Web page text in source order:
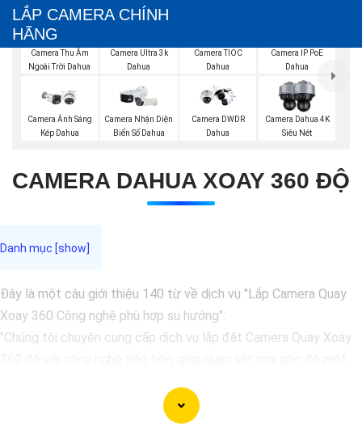
LẮP CAMERA CHÍNH
HÃNG
Camera Thu Âm
Ngoài Trời Dahua
Camera Ultra 3k
Dahua
Camera TIOC
Dahua
Camera IP PoE
Dahua
Camera Ánh Sáng
Kép Dahua
Camera Nhận Diện
Biển Số Dahua
Camera DWDR
Dahua
Camera Dahua 4K
Siêu Nét
CAMERA DAHUA XOAY 360 ĐỘ
Đây là một câu giới thiệu 140 từ về dịch vụ "Lắp Camera Quay
Xoay 360 Công nghệ phù hợp su hướng":
"Chúng tôi chuyên cung cấp dịch vụ lắp đặt Camera Quay Xoay
dõi và giám sát mọi hoạt động trong khu vực mục tiêu một cách
dễ dàng và tiện lợi. Hãy liên hệ với chúng tôi để được tư vấn và